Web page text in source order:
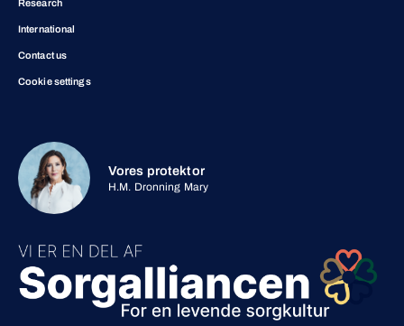
Research
International
Contact us
Cookie settings
Vores protektor
H.M. Dronning Mary